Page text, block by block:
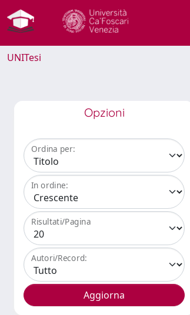
UNITesi
Opzioni
Ordina per:
In ordine:
Risultati/Pagina
Autori/Record: